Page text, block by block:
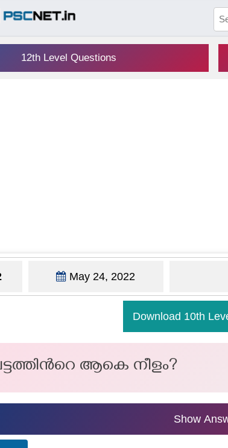
12th Level Questions
May 24, 2022
Download 10th
ആകെ നീളം?
Show